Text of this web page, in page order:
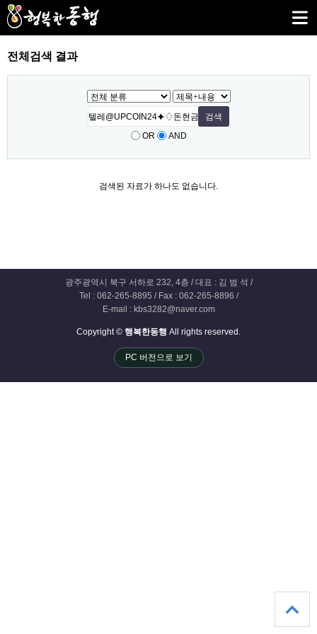
전체검색 결과
OR AND
검색된 자료가 하나도 없습니다.
광주광역시 북구 서하로 232, 4층 / 대표 : 김 범 석 /
Tel : 062-265-8895 / Fax : 062-265-8896 /
E-mail : kbs3282@naver.com
Copyright © 행복한동행 All rights reserved.
PC 버전으로 보기